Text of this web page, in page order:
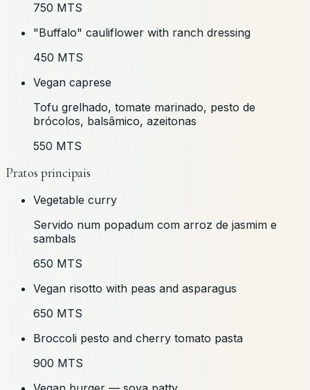
750 MTS
"Buffalo" cauliflower with ranch dressing
450 MTS
Vegan caprese
Tofu grelhado, tomate marinado, pesto de
brócolos, balsâmico, azeitonas
550 MTS
Pratos principais
Vegetable curry
Servido num popadum com arroz de jasmim e
sambals
650 MTS
Vegan risotto with peas and asparagus
650 MTS
Broccoli pesto and cherry tomato pasta
900 MTS